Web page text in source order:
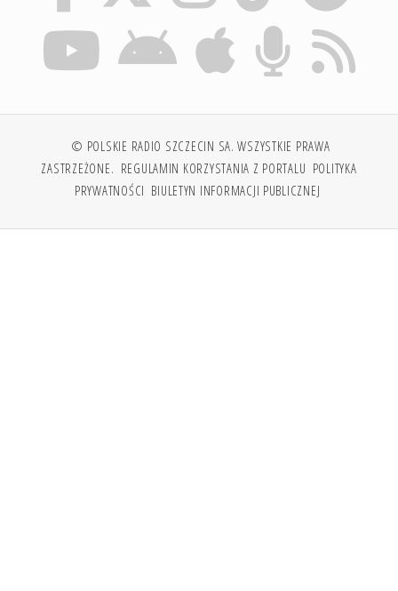
© POLSKIE RADIO SZCZECIN SA. WSZYSTKIE PRAWA
ZASTRZEŻONE. REGULAMIN KORZYSTANIA Z PORTALU POLITYKA
PRYWATNOŚCI BIULETYN INFORMACJI PUBLICZNEJ